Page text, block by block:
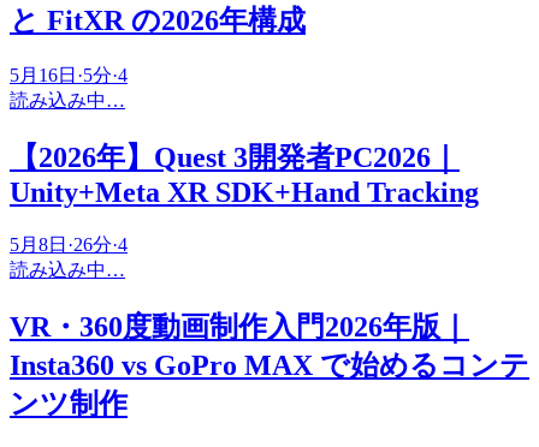
と FitXR の2026年構成
5月16日 ·5分·4
読み込み中…
【2026年】Quest 3開発者PC2026｜
Unity+Meta XR SDK+Hand Tracking
5月8日 ·26分·4
読み込み中…
VR・360度動画制作入門2026年版｜
Insta360 vs GoPro MAX で始めるコンテ
ンツ制作